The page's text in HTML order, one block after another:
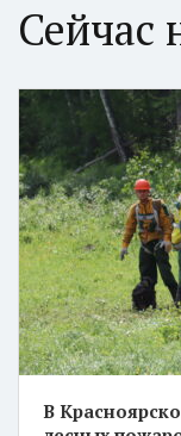
Сейчас
В